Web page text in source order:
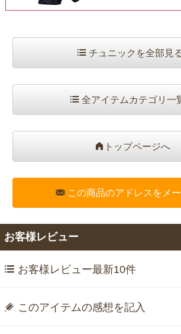
チュニックを全部見
全アイテムカテゴリ一
トップページへ
この商品のアドレスをメ
お客様レビュー
お客様レビュー最新10件
このアイテムの感想を記入